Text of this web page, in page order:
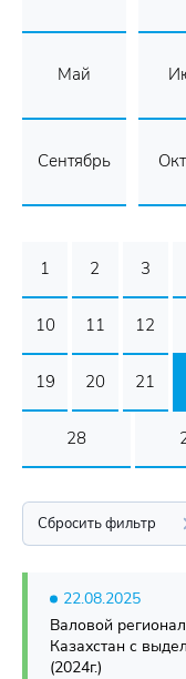
Май
Сентябрь
1 2 3
10 11 12
19 20 21
28
Сбросить фильтр
22.08.2025
Валовой
Казахстан с
(2024г.)